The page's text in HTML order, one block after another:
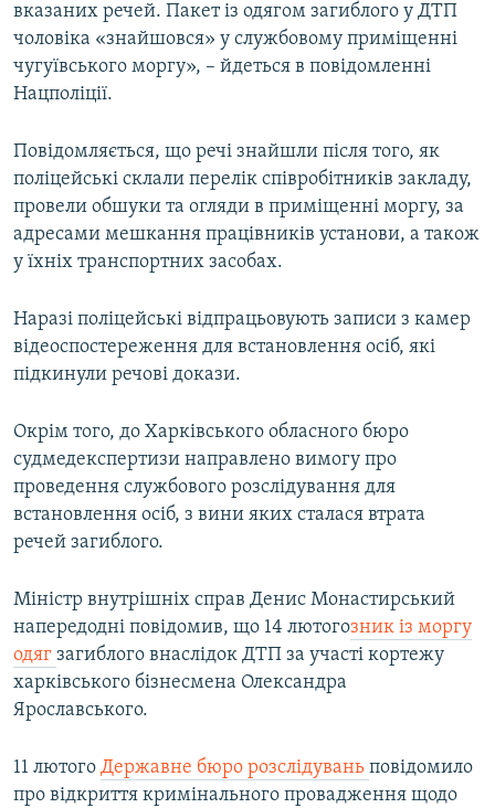
вказаних речей. Пакет із одягом загиблого у ДТП
чоловіка «знайшовся» у службовому приміщенні
чугуївського моргу», – йдеться в повідомленні
Нацполіції.
Повідомляється, що речі знайшли після того, як
поліцейські склали перелік співробітників закладу,
провели обшуки та огляди в приміщенні моргу, за
адресами мешкання працівників установи, а також
у їхніх транспортних засобах.
Наразі поліцейські відпрацьовують записи з камер
відеоспостереження для встановлення осіб, які
підкинули речові докази.
Окрім того, до Харківського обласного бюро
судмедекспертизи направлено вимогу про
проведення службового розслідування для
встановлення осіб, з вини яких сталася втрата
речей загиблого.
Міністр внутрішніх справ Денис Монастирський
напередодні повідомив, що 14 лютогозник із моргу
одяг загиблого внаслідок ДТП за участі кортежу
харківського бізнесмена Олександра
Ярославського.
11 лютого Державне бюро розслідувань повідомило
про відкриття кримінального провадження щодо